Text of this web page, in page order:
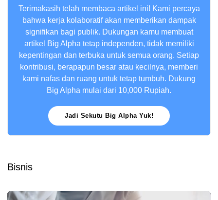
Terimakasih telah membaca artikel ini! Kami percaya
bahwa kerja kolaboratif akan memberikan dampak
signifikan bagi publik. Dukungan kamu membuat
artikel Big Alpha tetap independen, tidak memiliki
kepentingan dan terbuka untuk semua orang. Setiap
kontribusi, berapapun besar atau kecilnya, memberi
kami nafas dan ruang untuk tetap tumbuh. Dukung
Big Alpha mulai dari 10,000 Rupiah.
Jadi Sekutu Big Alpha Yuk!
Bisnis